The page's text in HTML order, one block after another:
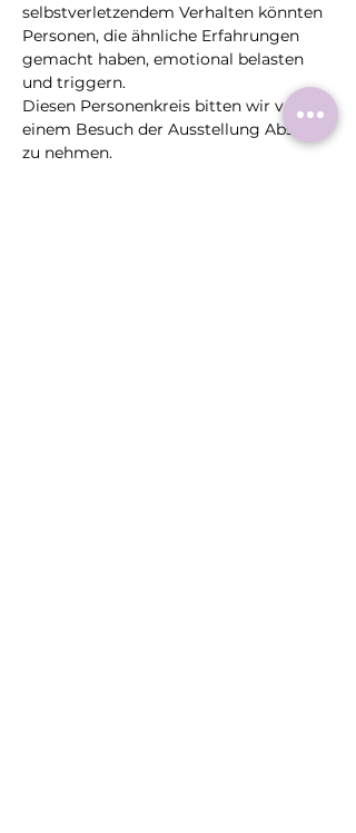
selbstverletzendem Verhalten könnten
Personen, die ähnliche Erfahrungen
gemacht haben, emotional belasten
und triggern.
Diesen Personenkreis bitten wir von
einem Besuch der Ausstellung Abstand
zu nehmen.